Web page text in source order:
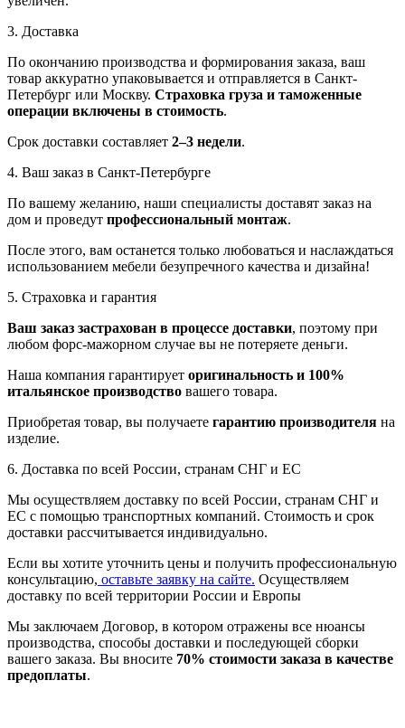
3. Доставка
По окончанию производства и формирования заказа, ваш
товар аккуратно упаковывается и отправляется в Санкт-
Петербург или Москву. Страховка груза и таможенные
операции включены в стоимость.
Срок доставки составляет 2–3 недели.
4. Ваш заказ в Санкт-Петербурге
По вашему желанию, наши специалисты доставят заказ на
дом и проведут профессиональный монтаж.
После этого, вам останется только любоваться и наслаждаться
использованием мебели безупречного качества и дизайна!
5. Страховка и гарантия
Ваш заказ застрахован в процессе доставки, поэтому при
любом форс-мажорном случае вы не потеряете деньги.
Наша компания гарантирует оригинальность и 100%
итальянское производство вашего товара.
Приобретая товар, вы получаете гарантию производителя на
изделие.
6. Доставка по всей России, странам СНГ и ЕС
Мы осуществляем доставку по всей России, странам СНГ и
ЕС с помощью транспортных компаний. Стоимость и срок
доставки рассчитывается индивидуально.
Если вы хотите уточнить цены и получить профессиональную
консультацию, оставьте заявку на сайте. Осуществляем
доставку по всей территории России и Европы
Мы заключаем Договор, в котором отражены все нюансы
производства, способы доставки и последующей сборки
вашего заказа. Вы вносите 70% стоимости заказа в качестве
предоплаты.